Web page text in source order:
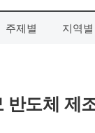
주제별 지역별
반도체 제